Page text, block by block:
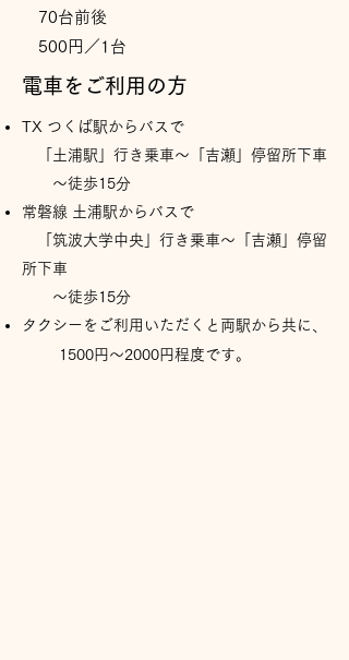
70台前後
​ 500円／1台
電車をご利用の方
TX つくば駅からバスで
土浦駅」行き乗車〜「吉瀬」停留所下車
〜徒歩15分
常磐線 土浦駅からバスで
筑波大学中央」行き乗車〜「吉瀬」停留
所下車
〜徒歩15分
タクシーをご利用いただくと両駅から共に、
1 500円〜2000円程度です。